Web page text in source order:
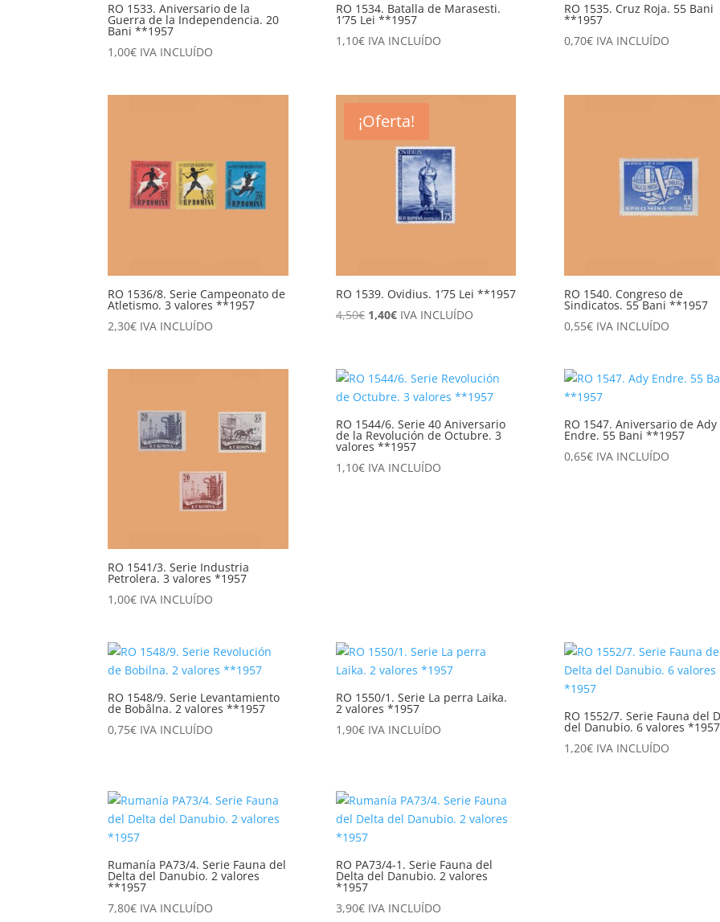
RO 1533. Aniversario de la
Guerra de la Independencia. 20
Bani **1957
1,00€ IVA INCLUÍDO
RO 1534. Batalla de Marasesti.
1’75 Lei **1957
1,10€ IVA INCLUÍDO
RO 1535. Cruz Roja. 55 Bani
**1957
0,70€ IVA INCLUÍDO
RO 1536/8. Serie Campeonato de
Atletismo. 3 valores **1957
2,30€ IVA INCLUÍDO
¡Oferta!
RO 1539. Ovidius. 1’75 Lei **1957
4,50€ El
4,50€.
1,40€El
1,40€.
IVA INCLUÍDO
RO 1540. Congreso de
Sindicatos. 55 Bani **1957
0,55€ IVA INCLUÍDO
RO 1541/3. Serie Industria
Petrolera. 3 valores *1957
1,00€ IVA INCLUÍDO
RO 1544/6. Serie 40 Aniversario
de la Revolución de Octubre. 3
valores **1957
1,10€ IVA INCLUÍDO
RO 1547. Aniversario de Ady
Endre. 55 Bani **1957
0,65€ IVA INCLUÍDO
RO 1548/9. Serie Levantamiento
de Bobâlna. 2 valores **1957
0,75€ IVA INCLUÍDO
RO 1550/1. Serie La perra Laika.
2 valores *1957
1,90€ IVA INCLUÍDO
RO 1552/7. Serie Fauna del
del Danubio. 6 valores *1957
1,20€ IVA INCLUÍDO
Rumanía PA73/4. Serie Fauna del
Delta del Danubio. 2 valores
**1957
7,80€ IVA INCLUÍDO
RO PA73/4-1. Serie Fauna del
Delta del Danubio. 2 valores
*1957
3,90€ IVA INCLUÍDO